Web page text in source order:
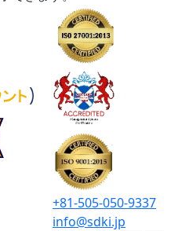
+81-505-050-9337
info@sdki.jp